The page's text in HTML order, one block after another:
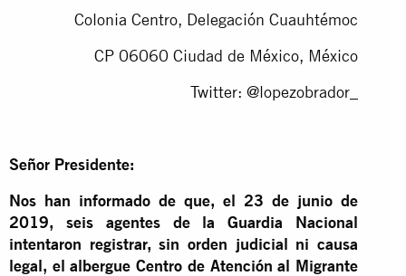
Colonia Centro, Delegación Cuauhtémoc
CP 06060 Ciudad de México, México
Twitter: @lopezobrador_
Señor Presidente:
Nos han informado de que, el 23 de junio de
2019, seis agentes de la Guardia Nacional
intentaron registrar, sin orden judicial ni causa
legal, el albergue Centro de Atención al Migrante